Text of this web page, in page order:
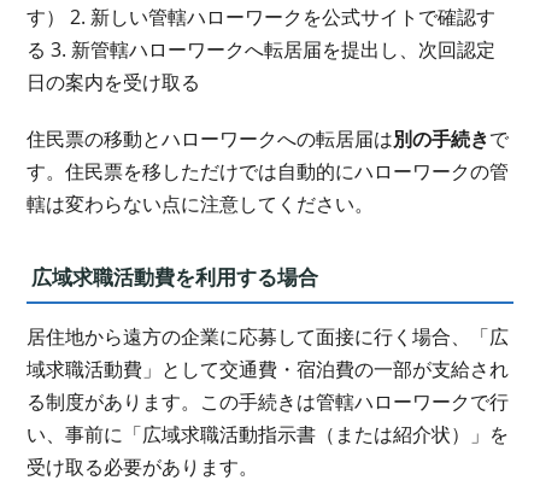
す） 2. 新しい管轄ハローワークを公式サイトで確認す
る 3. 新管轄ハローワークへ転居届を提出し、次回認定
日の案内を受け取る
住民票の移動とハローワークへの転居届は別の手続きで
す。住民票を移しただけでは自動的にハローワークの管
轄は変わらない点に注意してください。
広域求職活動費を利用する場合
居住地から遠方の企業に応募して面接に行く場合、「広
域求職活動費」として交通費・宿泊費の一部が支給され
る制度があります。この手続きは管轄ハローワークで行
い、事前に「広域求職活動指示書（または紹介状）」を
受け取る必要があります。